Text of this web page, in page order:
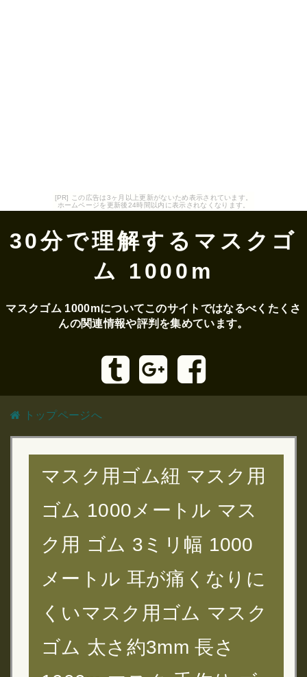
[PR] この広告は3ヶ月以上更新がないため表示されています。
ホームページを更新後24時間以内に表示されなくなります。
30分で理解するマスクゴ
ム 1000m
マスクゴム 1000mについてこのサイトではなるべくたくさ
んの関連情報や評判を集めています。
トップページへ
マスク用ゴム紐 マスク用
ゴム 1000メートル マス
ク用 ゴム 3ミリ幅 1000
メートル 耳が痛くなりに
くいマスク用ゴム マスク
ゴム 太さ約3mm 長さ